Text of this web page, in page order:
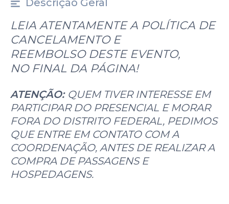
Descrição Geral
LEIA ATENTAMENTE A POLÍTICA DE
CANCELAMENTO E
REEMBOLSO DESTE EVENTO,
NO FINAL DA PÁGINA!
ATENÇÃO: QUEM TIVER INTERESSE EM
PARTICIPAR DO PRESENCIAL E MORAR
FORA DO DISTRITO FEDERAL, PEDIMOS
QUE ENTRE EM CONTATO COM A
COORDENAÇÃO, ANTES DE REALIZAR A
COMPRA DE PASSAGENS E
HOSPEDAGENS.